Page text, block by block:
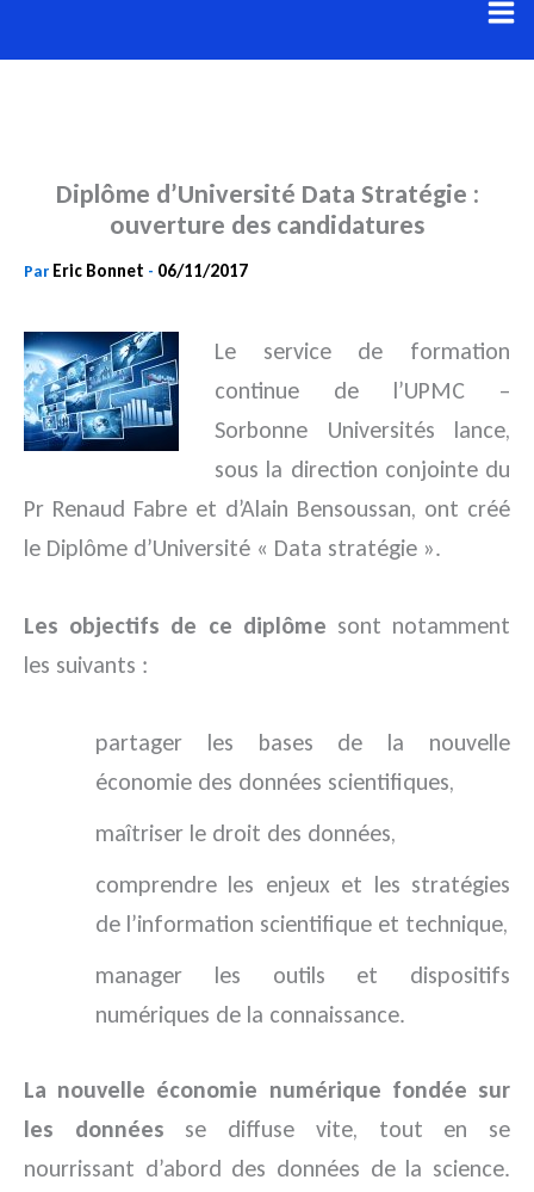
au
Diplôme d’Université Data Stratégie :
ouverture des candidatures
Par Eric Bonnet - 06/11/2017
Le service de formation
continue de l’UPMC –
Sorbonne Universités lance,
sous la direction conjointe du
Pr Renaud Fabre et d’Alain Bensoussan, ont créé
le Diplôme d’Université « Data stratégie ».
Les objectifs de ce diplôme sont notamment
les suivants :
partager les bases de la nouvelle
économie des données scientifiques,
maîtriser le droit des données,
comprendre les enjeux et les stratégies
de l’information scientifique et technique,
manager les outils et dispositifs
numériques de la connaissance.
La nouvelle économie numérique fondée sur
les données se diffuse vite, tout en se
nourrissant d’abord des données de la science.